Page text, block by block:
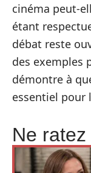
cinéma peut-
étant
débat reste
des exemples
démontre à
essentiel pour
Ne